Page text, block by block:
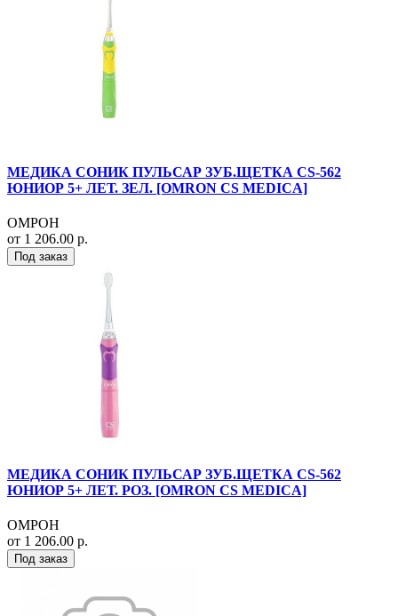
МЕДИКА СОНИК ПУЛЬСАР ЗУБ.ЩЕТКА CS-562
ЮНИОР 5+ ЛЕТ. ЗЕЛ. [OMRON CS MEDICA]
ОМРОН
от 1 206.00 р.
Под заказ
МЕДИКА СОНИК ПУЛЬСАР ЗУБ.ЩЕТКА CS-562
ЮНИОР 5+ ЛЕТ. РОЗ. [OMRON CS MEDICA]
ОМРОН
от 1 206.00 р.
Под заказ